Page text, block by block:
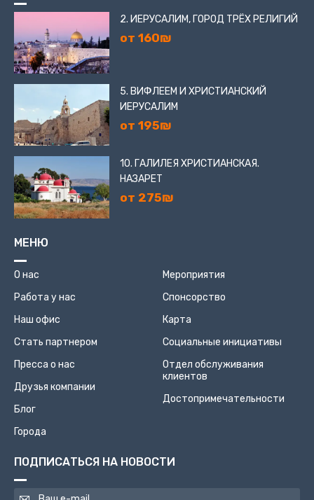
2. ИЕРУСАЛИМ, ГОРОД ТРЁХ РЕЛИГИЙ
от 160₪
5. ВИФЛЕЕМ И ХРИСТИАНСКИЙ
ИЕРУСАЛИМ
от 195₪
10. ГАЛИЛЕЯ ХРИСТИАНСКАЯ.
НАЗАРЕТ
от 275₪
МЕНЮ
О нас
Работа у нас
Наш офис
Стать партнером
Пресса о нас
Друзья компании
Блог
Города
Мероприятия
Спонсорство
Карта
Социальные инициативы
Отдел обслуживания
клиентов
Достопримечательности
ПОДПИСАТЬСЯ НА НОВОСТИ